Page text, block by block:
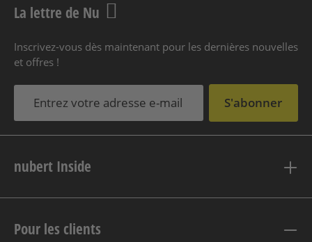
La lettre de Nu
Inscrivez-vous dès maintenant pour les dernières nouvelles
et offres !
S'abonner
nubert Inside
Pour les clients